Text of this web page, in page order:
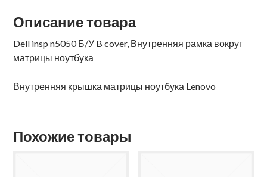
Описание товара
Dell insp n5050 Б/У B cover, Внутренняя рамка вокруг
матрицы ноутбука
Внутренняя крышка матрицы ноутбука Lenovo
Похожие товары